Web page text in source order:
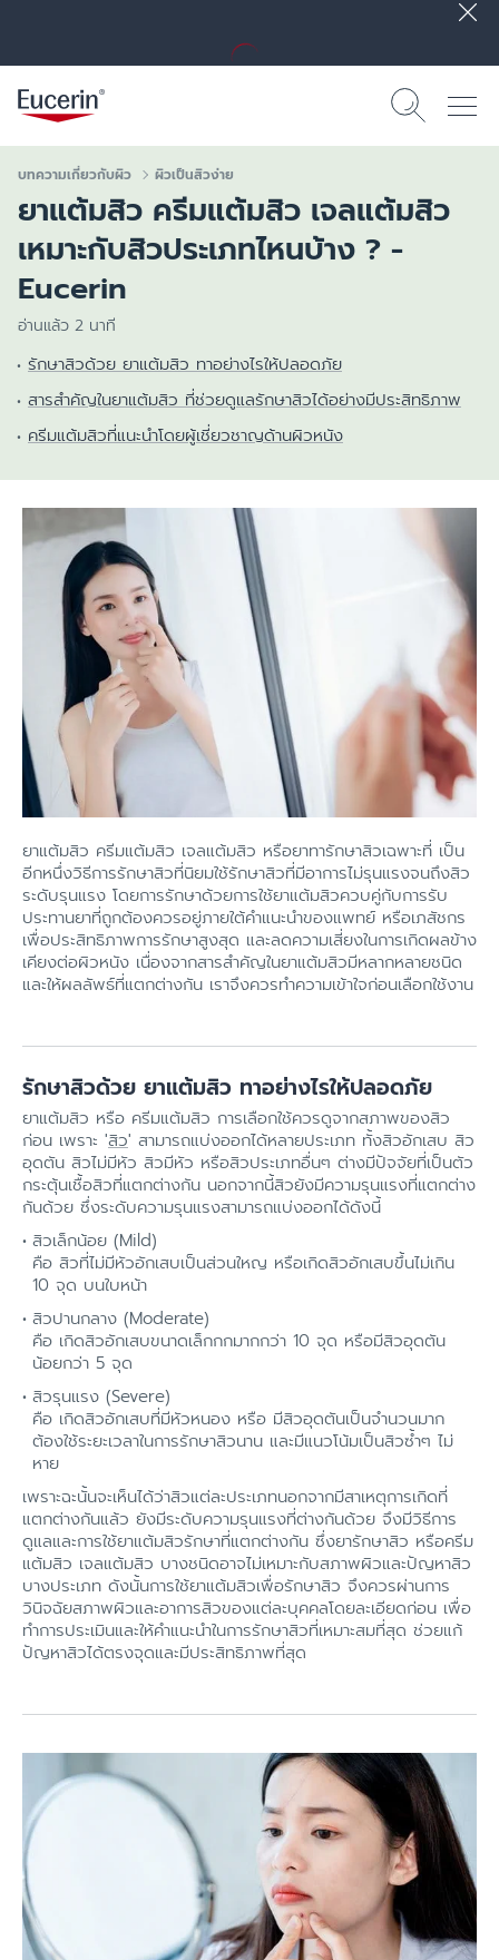
บทความเกี่ยวกับผิว ผิวเป็นสิวง่าย
ยาแต้มสิว ครีมแต้มสิว เจลแต้มสิว
เหมาะกับสิวประเภทไหนบ้าง ? -
Eucerin
อ่านแล้ว 2 นาที
รักษาสิวด้วย ยาแต้มสิว ทาอย่างไรให้ปลอดภัย
สารสำคัญในยาแต้มสิว ที่ช่วยดูแลรักษาสิวได้อย่างมีประสิทธิภาพ
ครีมแต้มสิวที่แนะนำโดยผู้เชี่ยวชาญด้านผิวหนัง
ยาแต้มสิว ครีมแต้มสิว เจลแต้มสิว หรือยาทารักษาสิวเฉพาะที่ เป็น
อีกหนึ่งวิธีการรักษาสิวที่นิยมใช้รักษาสิวที่มีอาการไม่รุนแรงจนถึงสิว
ระดับรุนแรง โดยการรักษาด้วยการใช้ยาแต้มสิวควบคู่กับการรับ
ประทานยาที่ถูกต้องควรอยู่ภายใต้คำแนะนำของแพทย์ หรือเภสัชกร
เพื่อประสิทธิภาพการรักษาสูงสุด และลดความเสี่ยงในการเกิดผลข้าง
เคียงต่อผิวหนัง เนื่องจากสารสำคัญในยาแต้มสิวมีหลากหลายชนิด
และให้ผลลัพธ์ที่แตกต่างกัน เราจึงควรทำความเข้าใจก่อนเลือกใช้งาน
รักษาสิวด้วย ยาแต้มสิว ทาอย่างไรให้ปลอดภัย
ยาแต้มสิว หรือ ครีมแต้มสิว การเลือกใช้ควรดูจากสภาพของสิว
ก่อน เพราะ 'สิว' สามารถแบ่งออกได้หลายประเภท ทั้งสิวอักเสบ สิว
อุดตัน สิวไม่มีหัว สิวมีหัว หรือสิวประเภทอื่นๆ ต่างมีปัจจัยที่เป็นตัว
กระตุ้นเชื้อสิวที่แตกต่างกัน นอกจากนี้สิวยังมีความรุนแรงที่แตกต่าง
กันด้วย ซึ่งระดับความรุนแรงสามารถแบ่งออกได้ดังนี้
สิวเล็กน้อย (Mild)
คือ สิวที่ไม่มีหัวอักเสบเป็นส่วนใหญ หรือเกิดสิวอักเสบขึ้นไม่เกิน
10 จุด บนใบหน้า
สิวปานกลาง (Moderate)
คือ เกิดสิวอักเสบขนาดเล็กกกมากกว่า 10 จุด หรือมีสิวอุดตัน
น้อยกว่า 5 จุด
สิวรุนแรง (Severe)
คือ เกิดสิวอักเสบที่มีหัวหนอง หรือ มีสิวอุดตันเป็นจำนวนมาก
ต้องใช้ระยะเวลาในการรักษาสิวนาน และมีแนวโน้มเป็นสิวซ้ำๆ ไม่
หาย
เพราะฉะนั้นจะเห็นได้ว่าสิวแต่ละประเภทนอกจากมีสาเหตุการเกิดที่
แตกต่างกันแล้ว ยังมีระดับความรุนแรงที่ต่างกันด้วย จึงมีวิธีการ
ดูแลและการใช้ยาแต้มสิวรักษาที่แตกต่างกัน ซึ่งยารักษาสิว หรือครีม
แต้มสิว เจลแต้มสิว บางชนิดอาจไม่เหมาะกับสภาพผิวและปัญหาสิว
บางประเภท ดังนั้นการใช้ยาแต้มสิวเพื่อรักษาสิว จึงควรผ่านการ
วินิจฉัยสภาพผิวและอาการสิวของแต่ละบุคคลโดยละเอียดก่อน เพื่อ
ทำการประเมินและให้คำแนะนำในการรักษาสิวที่เหมาะสมที่สุด ช่วยแก้
ปัญหาสิวได้ตรงจุดและมีประสิทธิภาพที่สุด